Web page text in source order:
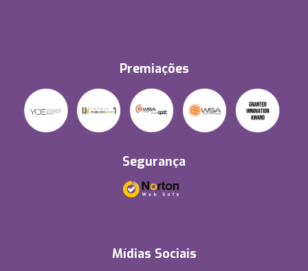
Premiações
Segurança
Mídias Sociais